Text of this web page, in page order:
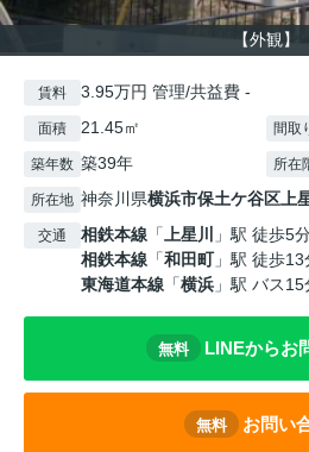
【外観】
賃料 3.95万円 管理/共益費 -
面積 21.45㎡ 間取
築年数 築39年 所在
所在地 神奈川県横浜市保土ケ谷区 上
交通 相鉄本線 「 上星川
」駅 徒歩5
相鉄本線 「和田町」駅 徒歩13
東海道本線 「横浜 」駅 バス
無料 LINEからお
無料 お問い